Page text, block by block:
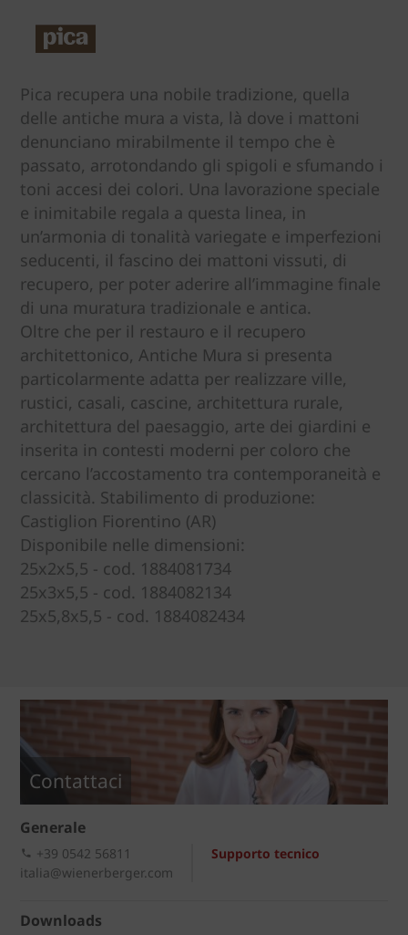
Pica recupera una nobile tradizione, quella
delle antiche mura a vista, là dove i mattoni
denunciano mirabilmente il tempo che è
passato, arrotondando gli spigoli e sfumando i
toni accesi dei colori. Una lavorazione speciale
e inimitabile regala a questa linea, in
un’armonia di tonalità variegate e imperfezioni
seducenti, il fascino dei mattoni vissuti, di
recupero, per poter aderire all’immagine finale
di una muratura tradizionale e antica.
Oltre che per il restauro e il recupero
architettonico, Antiche Mura si presenta
particolarmente adatta per realizzare ville,
rustici, casali, cascine, architettura rurale,
architettura del paesaggio, arte dei giardini e
inserita in contesti moderni per coloro che
cercano l’accostamento tra contemporaneità e
classicità. Stabilimento di produzione:
Castiglion Fiorentino (AR)
Disponibile nelle dimensioni:
25x2x5,5 - cod. 1884081734
25x3x5,5 - cod. 1884082134
25x5,8x5,5 - cod. 1884082434
Contattaci
Generale
Supporto tecnico
+39 0542 56811
italia@wienerberger.com
Downloads